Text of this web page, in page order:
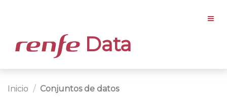
Data
Inicio Conjuntos de datos